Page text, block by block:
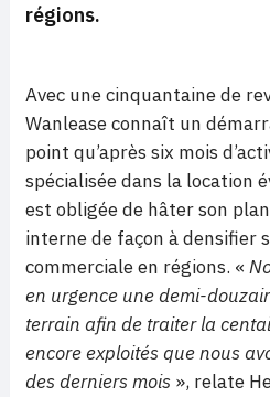
régions.
Avec une cinquantaine de
Wanlease connaît un
point qu’après six mois
spécialisée dans la location
est obligée de hâter son
interne de façon à densifier
commerciale en régions. «
en urgence une demi-
terrain afin de traiter la
encore exploités que nous
des derniers mois », relate